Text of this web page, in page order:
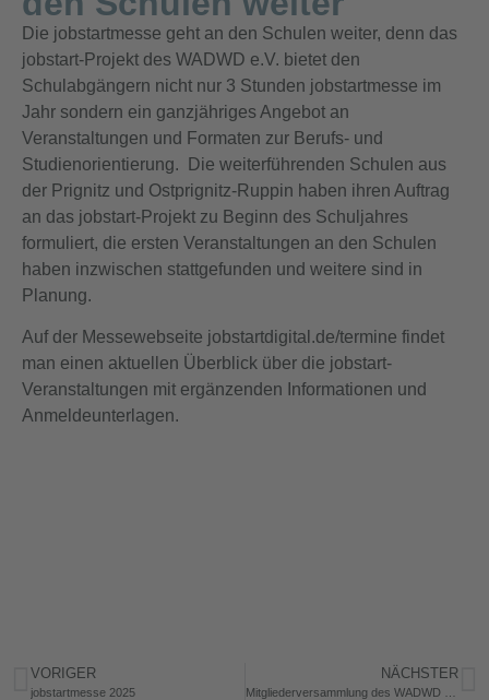
Die jobstartmesse geht an den Schulen weiter, denn das
jobstart-Projekt des WADWD e.V. bietet den
Schulabgängern nicht nur 3 Stunden jobstartmesse im
Jahr sondern ein ganzjähriges Angebot an
Veranstaltungen und Formaten zur Berufs- und
Studienorientierung. Die weiterführenden Schulen aus
der Prignitz und Ostprignitz-Ruppin haben ihren Auftrag
an das jobstart-Projekt zu Beginn des Schuljahres
formuliert, die ersten Veranstaltungen an den Schulen
haben inzwischen stattgefunden und weitere sind in
Planung.
Auf der Messewebseite jobstartdigital.de/termine findet
man einen aktuellen Überblick über die jobstart-
Veranstaltungen mit ergänzenden Informationen und
Anmeldeunterlagen.
VORIGER
jobstartmesse 2025
NÄCHSTER